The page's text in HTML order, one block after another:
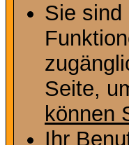
Sie sind
Seite,
können
Ihr